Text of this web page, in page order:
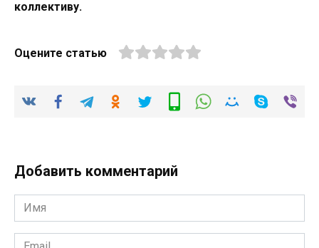
коллективу.
Оцените статью
Добавить комментарий
Имя
*
Email